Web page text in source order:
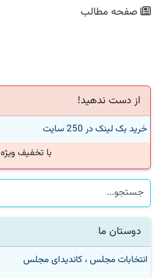
صفحه مطالب
از دست ندهید!
خرید بک لینک در 250 سایت
با تخفیف ویژه
دوستان ما
انتخابات مجلس ، کاندیدای مجلس